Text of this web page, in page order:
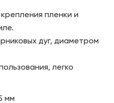
пленки и
дуг, диаметром
легко
мм